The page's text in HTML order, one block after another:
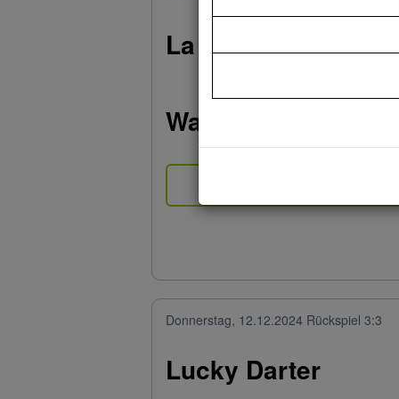
La Vie Darter
Wandsbeker Bulls
Donnerstag, 12.12.2024 Rückspiel 3:3
Lucky Darter